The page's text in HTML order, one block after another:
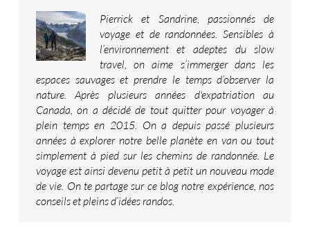
Pierrick et Sandrine, passionnés de
voyage et de randonnées. Sensibles à
l’environnement et adeptes du slow
travel, on aime s’immerger dans les
espaces sauvages et prendre le temps d’observer la
nature. Après plusieurs années d'expatriation au
Canada, on a décidé de tout quitter pour voyager à
plein temps en 2015. On a depuis passé plusieurs
années à explorer notre belle planète en van ou tout
simplement à pied sur les chemins de randonnée. Le
voyage est ainsi devenu petit à petit un nouveau mode
de vie. On te partage sur ce blog notre expérience, nos
conseils et pleins d’idées randos.